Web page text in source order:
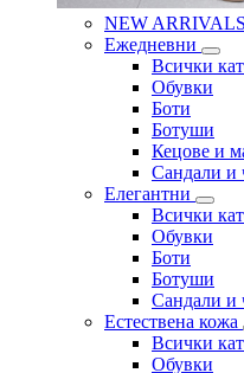
NEW ARRIVALS
Ежедневни
Всички
Обувки
Боти
Ботуши
Кецове и
Сандали и
Елегантни
Всички
Обувки
Боти
Ботуши
Сандали и
Естествена кожа
Всички
Обувки